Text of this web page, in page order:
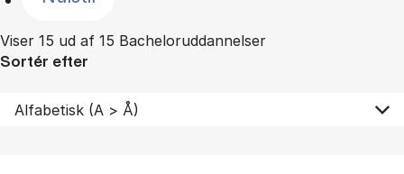
Viser 15 ud af 15 Bacheloruddannelser
Sortér efter